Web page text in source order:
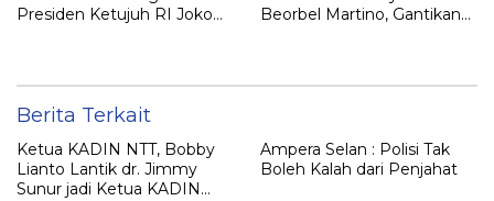
Presiden Ketujuh RI Joko
Beorbel Martino, Gantikan
Berita Terkait
Ketua KADIN NTT, Bobby
Lianto Lantik dr. Jimmy
Sunur jadi Ketua KADIN
Ampera Selan : Polisi Tak
Boleh Kalah dari Penjahat